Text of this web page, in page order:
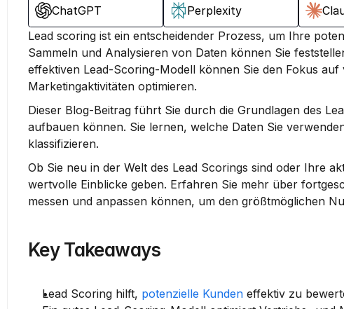
ChatGPT Perplexity
Lead scoring ist ein entscheidender Prozess, um Ihre
Sammeln und Analysieren von Daten können Sie
effektiven Lead-Scoring-Modell können Sie den Fokus
Marketingaktivitäten optimieren.
Dieser Blog-Beitrag führt Sie durch die Grundlagen des
aufbauen können. Sie lernen, welche Daten Sie
klassifizieren.
Ob Sie neu in der Welt des Lead Scorings sind oder Ihre
wertvolle Einblicke geben. Erfahren Sie mehr über
messen und anpassen können, um den größtmöglichen
Key Takeaways
Lead Scoring hilft, potenzielle Kunden effektiv zu